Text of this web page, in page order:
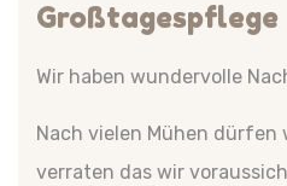
Großtagespflege
Wir haben wundervolle
Nach vielen Mühen dürfen
verraten das wir